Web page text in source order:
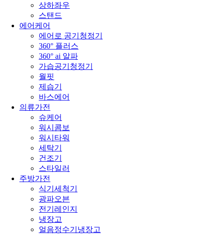
상하좌우
스탠드
에어케어
에어로 공기청정기
360° 플러스
360° ai 알파
가습공기청정기
월핏
제습기
바스에어
의류가전
슈케어
워시콤보
워시타워
세탁기
건조기
스타일러
주방가전
식기세척기
광파오븐
전기레인지
냉장고
얼음정수기냉장고